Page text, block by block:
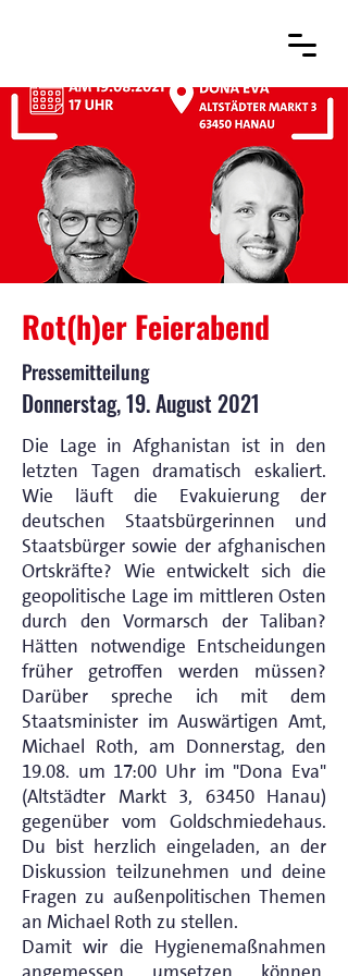
Rot(h)er Feierabend
Pressemitteilung
Donnerstag, 19. August 2021
Die Lage in Afghanistan ist in den
letzten Tagen dramatisch eskaliert.
Wie läuft die Evakuierung der
deutschen Staatsbürgerinnen und
Staatsbürger sowie der afghanischen
Ortskräfte? Wie entwickelt sich die
geopolitische Lage im mittleren Osten
durch den Vormarsch der Taliban?
Hätten notwendige Entscheidungen
früher getroffen werden müssen?
Darüber spreche ich mit dem
Staatsminister im Auswärtigen Amt,
Michael Roth, am Donnerstag, den
19.08. um 17:00 Uhr im "Dona Eva"
(Altstädter Markt 3, 63450 Hanau)
gegenüber vom Goldschmiedehaus.
Du bist herzlich eingeladen, an der
Diskussion teilzunehmen und deine
Fragen zu außenpolitischen Themen
an Michael Roth zu stellen.
Damit wir die Hygienemaßnahmen